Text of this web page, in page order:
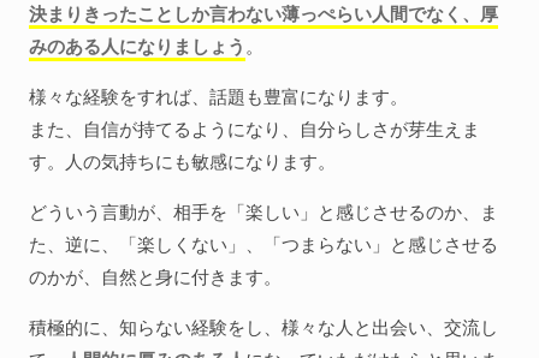
決まりきったことしか言わない薄っぺらい人間でなく、厚
みのある人になりましょう 。
様々な経験をすれば、話題も豊富になります。
また、自信が持てるようになり、自分らしさが芽生えま
す。人の気持ちにも敏感になります。
どういう言動が、相手を「楽しい」と感じさせるのか、ま
た、逆に、「楽しくない」、「つまらない」と感じさせる
のかが、自然と身に付きます。
積極的に、知らない経験をし、様々な人と出会い、交流し